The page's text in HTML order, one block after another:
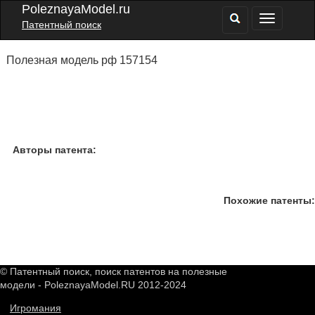
PoleznayaModel.ru
Патентный поиск
Полезная модель рф 157154
Авторы патента:
Похожие патенты:
© Патентный поиск, поиск патентов на полезные
модели - PoleznayaModel.RU 2012-2024
Игромания